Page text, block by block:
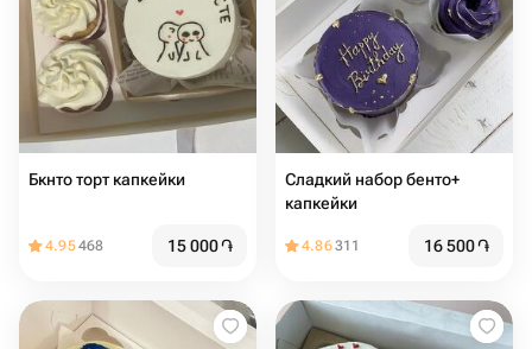
Бкнто торт капкейки
4.95468 15 000֏
Сладкий набор бенто+
капкейки
4.86311 16 500֏